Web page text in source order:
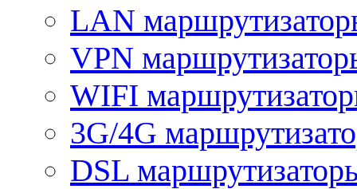
LAN
VPN
WIFI
3G/4G
DSL